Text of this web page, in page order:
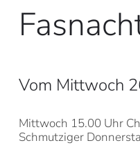
Vom Mittwoch
Mittwoch 15.00 Uhr
Schmutziger